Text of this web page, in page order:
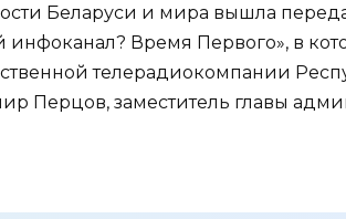
Беларуси и мира вышла
Время Первого», в
телерадиокомпании
Перцов, заместитель главы